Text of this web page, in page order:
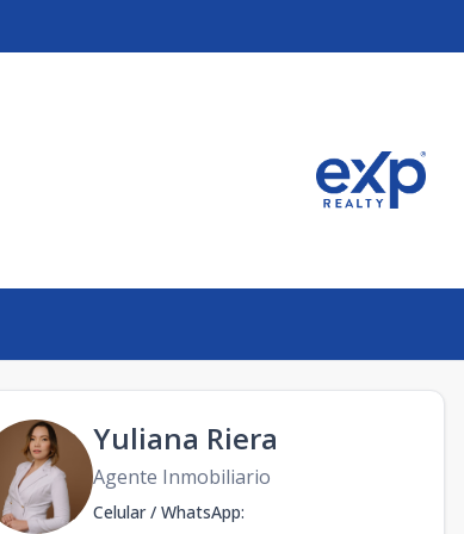
Yuliana Riera
Agente Inmobiliario
Celular / WhatsApp: